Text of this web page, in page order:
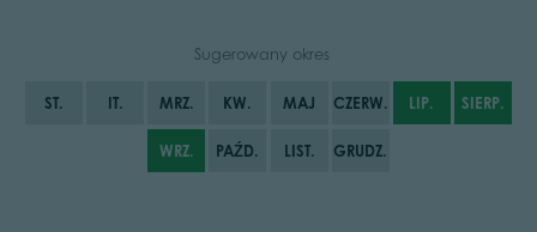
Sugerowany okres
ST. IT. MRZ. KW. MAJ CZERW. LIP. SIERP.
WRZ. PAŹD. LIST. GRUDZ.